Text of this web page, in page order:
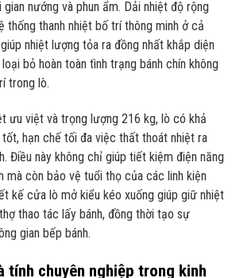
nướng và phun ẩm. Dải nhiệt độ rộng
thống thanh nhiệt bố trí thông minh ở cả
nhiệt lượng tỏa ra đồng nhất khắp diện
bỏ hoàn toàn tình trạng bánh chín không
trong lò.
ưu việt và trọng lượng 216 kg, lò có khả
hạn chế tối đa việc thất thoát nhiệt ra
Điều này không chỉ giúp tiết kiệm điện năng
mà còn bảo vệ tuổi thọ của các linh kiện
kế cửa lò mở kiểu kéo xuống giúp giữ nhiệt
thao tác lấy bánh, đồng thời tạo sự
gian bếp bánh.
tính chuyên nghiệp trong kinh